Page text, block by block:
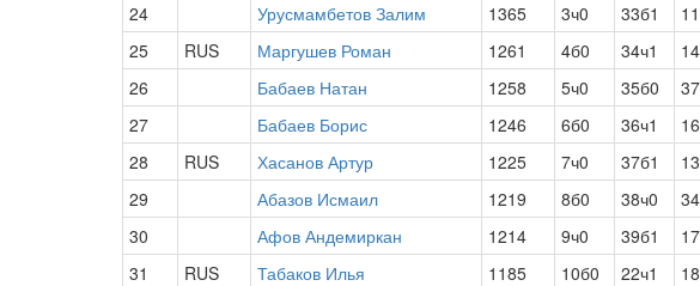
24
Урусмамбетов Залим 1365 3ч0 33б1
25
RUS Маргушев Роман 1261 4б0 34ч1
26
Бабаев Натан 1258 5ч0 35б0
27
Бабаев Борис 1246 6б0 36ч1
28
RUS Хасанов Артур 1225 7ч0 37б1
29
Абазов Исмаил 1219 8б0 38ч0
30
Афов Андемиркан 1214 9ч0 39б1
31
RUS Табаков Илья 1185 10б0 22ч1